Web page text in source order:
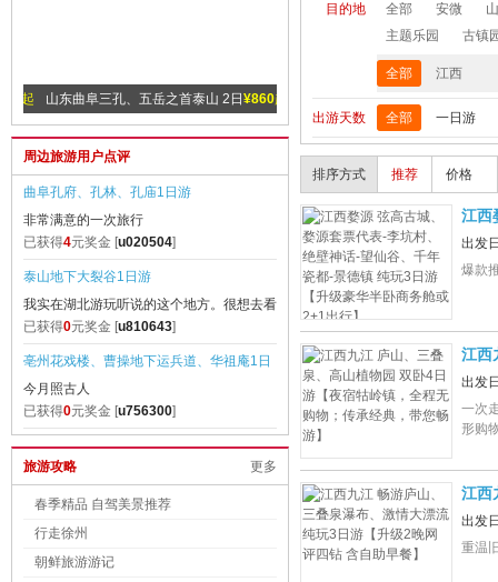
¥860起
山东曲阜三孔、五岳之首泰山 2日
游【赠送泰山上行环保车】
安徽黄山、翡翠谷/天湖漂流、宏
村 纯玩3日游【畅销纯玩不带钱包的
行；赠送黄山往返景交、黄山上行
含2早2正餐】
周边旅游用户点评
曲阜孔府、孔林、孔庙1日游
非常满意的一次旅行
已获得4元奖金 [u020504]
泰山地下大裂谷1日游
我实在湖北游玩听说的这个地方。很想去看
看。终于得
已获得0元奖金 [u810643]
亳州花戏楼、曹操地下运兵道、华祖庵1日
游
今月照古人
已获得0元奖金 [u756300]
江西庐山、三叠泉瀑布、东林大佛、激情漂
孩子玩的很开心
已获得 0元奖金 [u047636
青岛一地皇家海滨一号、高品纯玩3日游
旅行社很规范。导游侯青洋很负责任，有亲
更多
旅游攻略
春季精品 自驾美景推荐
行走徐州
朝鲜旅游游记
目的地 全部 安微
主题乐园
古镇
全部 江西
出游天数 全部 一日游
排序方式 推荐 价格
江西
都-
出发
爆款
江西
购物
出发
一次
形购
江西
评四
出发
重温